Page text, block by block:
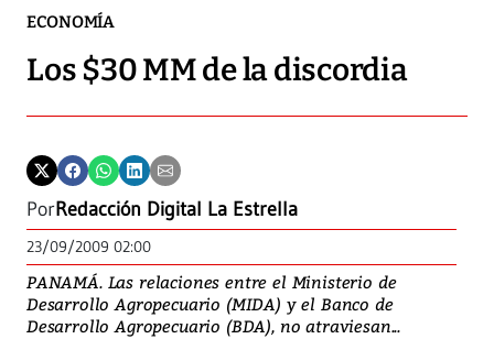
ECONOMÍA
Los $30 MM de la discordia
PorRedacción Digital La Estrella
23/09/2009 02:00
PANAMÁ. Las relaciones entre el Ministerio de
Desarrollo Agropecuario (MIDA) y el Banco de
Desarrollo Agropecuario (BDA), no atraviesan...